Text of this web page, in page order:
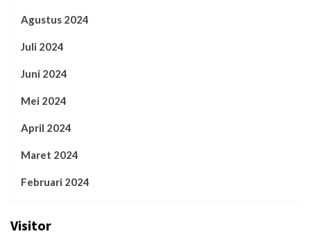
Agustus 2024
Juli 2024
Juni 2024
Mei 2024
April 2024
Maret 2024
Februari 2024
Visitor